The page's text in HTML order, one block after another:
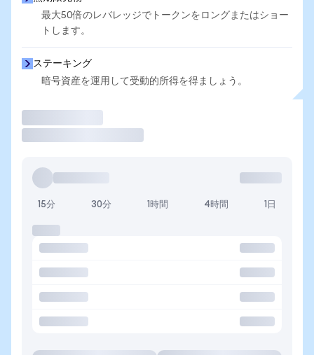
最大50倍のレバレッジでトークンをロングまたはショー
トします。
ステーキング
暗号資産を運用して受動的所得を得ましょう。
15分 30分 1時間 4時間 1日